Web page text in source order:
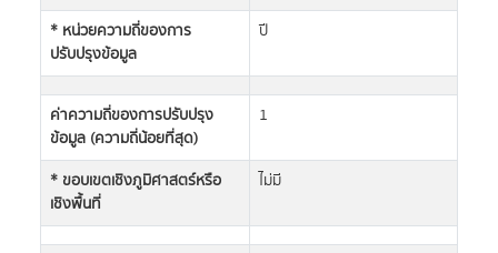
* หน่วยความถี่ของการ
ปรับปรุงข้อมูล
ปี
ค่าความถี่ของการปรับปรุง
ข้อมูล (ความถี่น้อยที่สุด)
1
* ขอบเขตเชิงภูมิศาสตร์หรือ
เชิงพื้นที่
ไม่มี